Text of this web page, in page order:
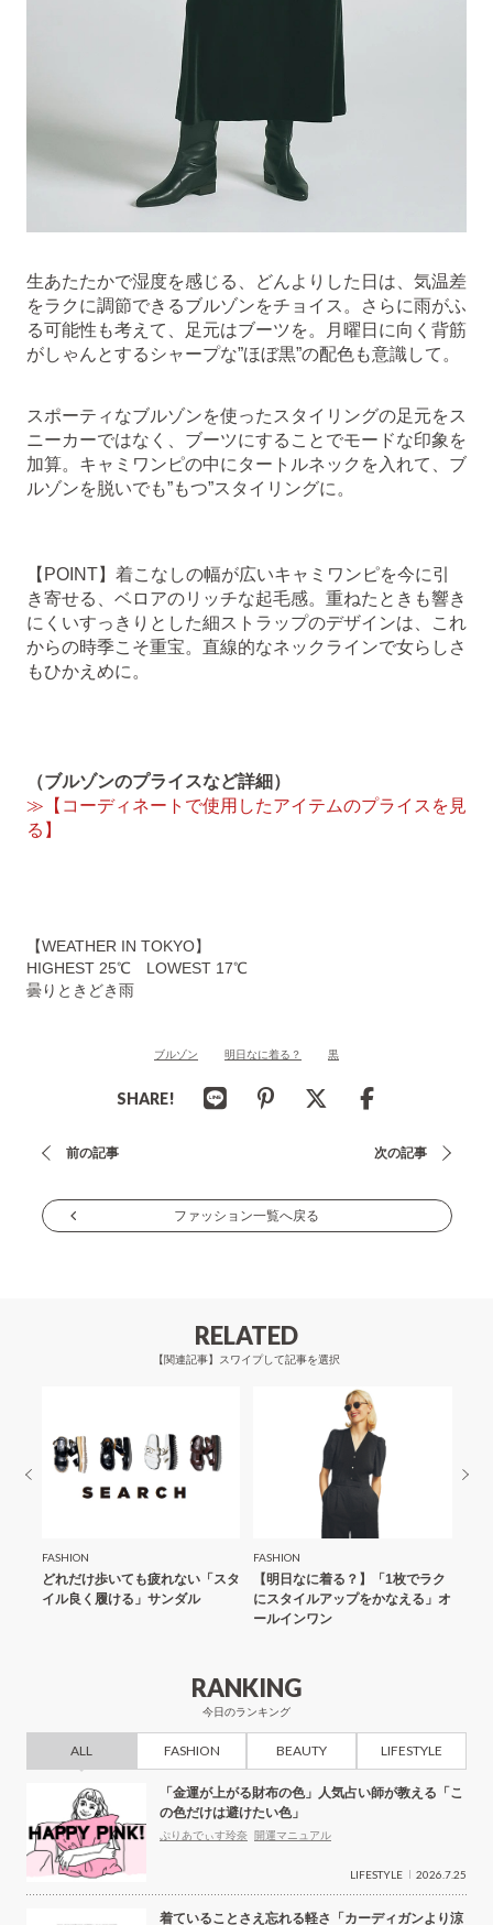
生あたたかで湿度を感じる、どんよりした日は、気温差
をラクに調節できるブルゾンをチョイス。さらに雨がふ
る可能性も考えて、足元はブーツを。月曜日に向く背筋
がしゃんとするシャープな”ほぼ黒”の配色も意識して。
スポーティなブルゾンを使ったスタイリングの足元をス
ニーカーではなく、ブーツにすることでモードな印象を
加算。キャミワンピの中にタートルネックを入れて、ブ
ルゾンを脱いでも”もつ”スタイリングに。
【POINT】着こなしの幅が広いキャミワンピを今に引
き寄せる、ベロアのリッチな起毛感。重ねたときも響き
にくいすっきりとした細ストラップのデザインは、これ
からの時季こそ重宝。直線的なネックラインで女らしさ
もひかえめに。
（ブルゾンのプライスなど詳細）
≫【コーディネートで使用したアイテムのプライスを見
る】
【WEATHER IN TOKYO】
HIGHEST 25℃ LOWEST 17℃
曇りときどき雨
ブルゾン 明日なに着る？ 黒
SHARE!
投
ナ
前の記事 次の記事
ファッション一覧へ戻る
RELATED
【関連記事】スワイプして記事を選択
FASHION
どれだけ歩いても疲れない「スタ
イル良く履ける」サンダル
FASHION
【明日なに着る？】「1枚でラク
にスタイルアップをかなえる」オ
ールインワン
RANKING
今日のランキング
ALL FASHION BEAUTY LIFESTYLE
「金運が上がる財布の色」人気占い師が教える「こ
の色だけは避けたい色」
ぷりあでぃす玲奈 開運マニュアル
LIFESTYLE 2026.7.25
着ていることさえ忘れる軽さ「カーディガンより涼